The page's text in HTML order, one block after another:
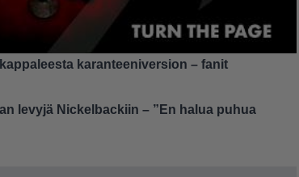
karanteeniversion – fanit
levyjä Nickelbackiin – ”En halua puhua